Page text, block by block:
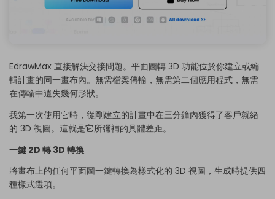
EdrawMax 直接解決交接問題。平面圖轉 3D 功能位於你建立或編
輯計畫的同一畫布內。無需檔案傳輸，無需第二個應用程式，無需
在傳輸中遺失幾何形狀。
我第一次使用它時，從剛建立的計畫中在三分鐘內獲得了客戶就緒
的 3D 視圖。這就是它所彌補的具體差距。
一鍵 2D 轉 3D 轉換
將畫布上的任何平面圖一鍵轉換為樣式化的 3D 視圖，生成時提供四
種樣式選項。